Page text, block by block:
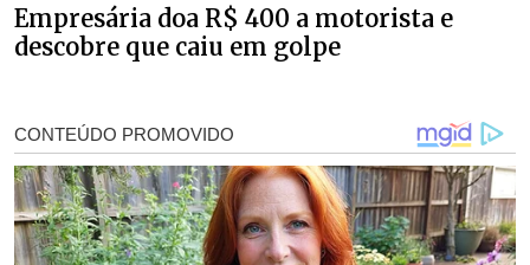
Empresária doa R$ 400 a motorista e
descobre que caiu em golpe